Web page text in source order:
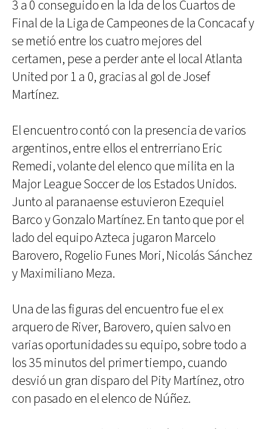
3 a 0 conseguido en la Ida de los Cuartos de
Final de la Liga de Campeones de la Concacaf y
se metió entre los cuatro mejores del
certamen, pese a perder ante el local Atlanta
United por 1 a 0, gracias al gol de Josef
Martínez.
El encuentro contó con la presencia de varios
argentinos, entre ellos el entrerriano Eric
Remedi, volante del elenco que milita en la
Major League Soccer de los Estados Unidos.
Junto al paranaense estuvieron Ezequiel
Barco y Gonzalo Martínez. En tanto que por el
lado del equipo Azteca jugaron Marcelo
Barovero, Rogelio Funes Mori, Nicolás Sánchez
y Maximiliano Meza.
Una de las figuras del encuentro fue el ex
arquero de River, Barovero, quien salvo en
varias oportunidades su equipo, sobre todo a
los 35 minutos del primer tiempo, cuando
desvió un gran disparo del Pity Martínez, otro
con pasado en el elenco de Núñez.